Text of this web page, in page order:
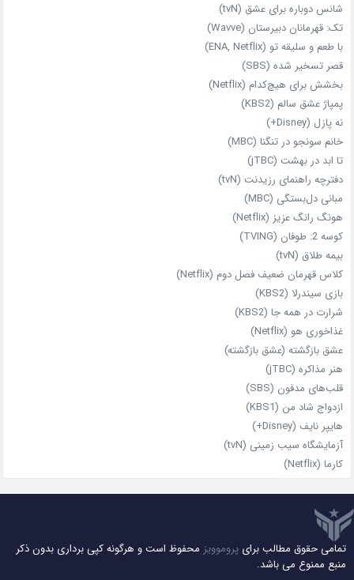
شانس دوباره برای عشق (tvN)
تک: قهرمانان دبیرستان (Wavve)
با طعم و سلیقه تو (ENA, Netflix)
قصر تسخیر شده (SBS)
بخشش برای هیچ‌کدام (Netflix)
پمپاژ عشق سالم (KBS2)
نه پازل (Disney+)
خانم سونجو در تنگنا (MBC)
تا ابد در بهشت (jTBC)
دفترچه راهنمای رزیدنت (tvN)
مبانی دل‌بستگی (MBC)
هونگ رانگ عزیز (Netflix)
کوسه 2: طوفان (TVING)
بیمه طلاق (tvN)
کلاس قهرمان ضعیف فصل دوم (Netflix)
بازی سیندرلا (KBS2)
شرارت در همه‌ جا (KBS2)
غذاخوری هو (Netflix)
عشق بازگشته (عشق بازگشته)
هنر مذاکره (jTBC)
قلب‌های مدفون (SBS)
ازدواج شاد من (KBS1)
هایپر نایف (Disney+)
آزمایشگاه سیب‌ زمینی (tvN)
کارما (Netflix)
تمامی حقوق مطالب برای پروموویز محفوظ است و هرگونه کپی برداری بدون ذکر
منبع ممنوع می باشد.